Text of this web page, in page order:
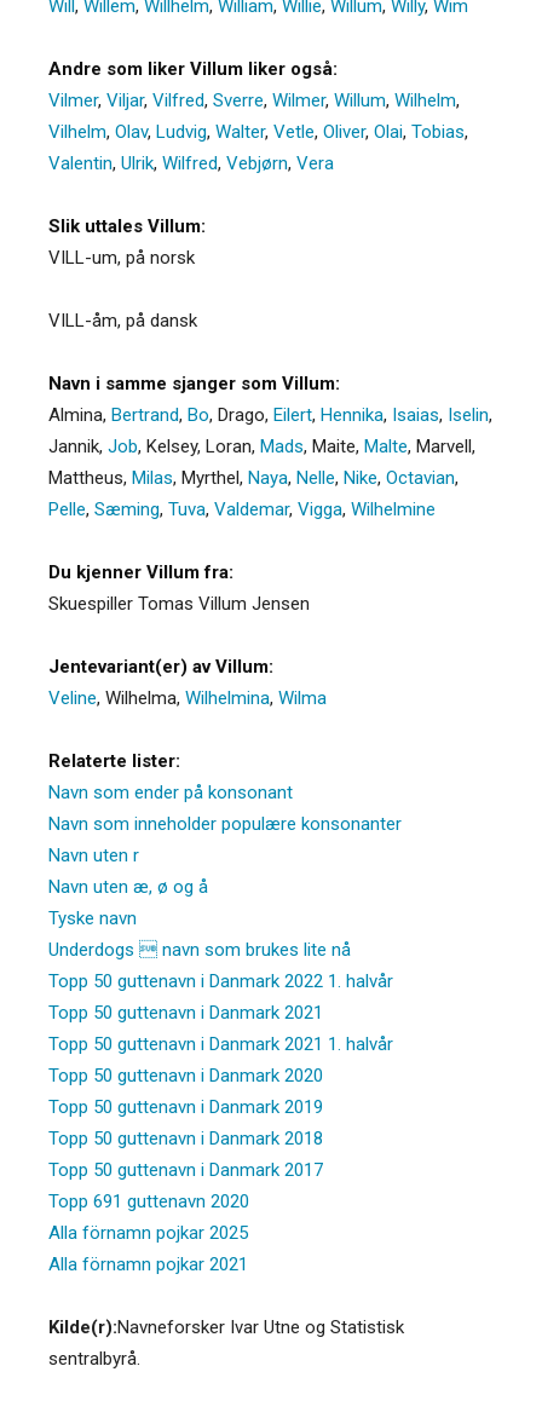
Will, Willem, Willhelm, William, Willie, Willum, Willy, Wim
Andre som liker Villum liker også:
Vilmer, Viljar, Vilfred, Sverre, Wilmer, Willum, Wilhelm,
Vilhelm, Olav, Ludvig, Walter, Vetle, Oliver, Olai, Tobias,
Valentin, Ulrik, Wilfred, Vebjørn, Vera
Slik uttales Villum:
VILL-um, på norsk
VILL-åm, på dansk
Navn i samme sjanger som Villum:
Almina, Bertrand, Bo, Drago, Eilert, Hennika, Isaias, Iselin,
Jannik, Job, Kelsey, Loran, Mads, Maite, Malte, Marvell,
Mattheus, Milas, Myrthel, Naya, Nelle, Nike, Octavian,
Pelle, Sæming, Tuva, Valdemar, Vigga, Wilhelmine
Du kjenner Villum fra:
Skuespiller Tomas Villum Jensen
Jentevariant(er) av Villum:
Veline, Wilhelma, Wilhelmina, Wilma
Relaterte lister:
Navn som ender på konsonant
Navn som inneholder populære konsonanter
Navn uten r
Navn uten æ, ø og å
Tyske navn
Underdogs  navn som brukes lite nå
Topp 50 guttenavn i Danmark 2022 1. halvår
Topp 50 guttenavn i Danmark 2021
Topp 50 guttenavn i Danmark 2021 1. halvår
Topp 50 guttenavn i Danmark 2020
Topp 50 guttenavn i Danmark 2019
Topp 50 guttenavn i Danmark 2018
Topp 50 guttenavn i Danmark 2017
Topp 691 guttenavn 2020
Alla förnamn pojkar 2025
Alla förnamn pojkar 2021
Kilde(r):Navneforsker Ivar Utne og Statistisk
sentralbyrå.